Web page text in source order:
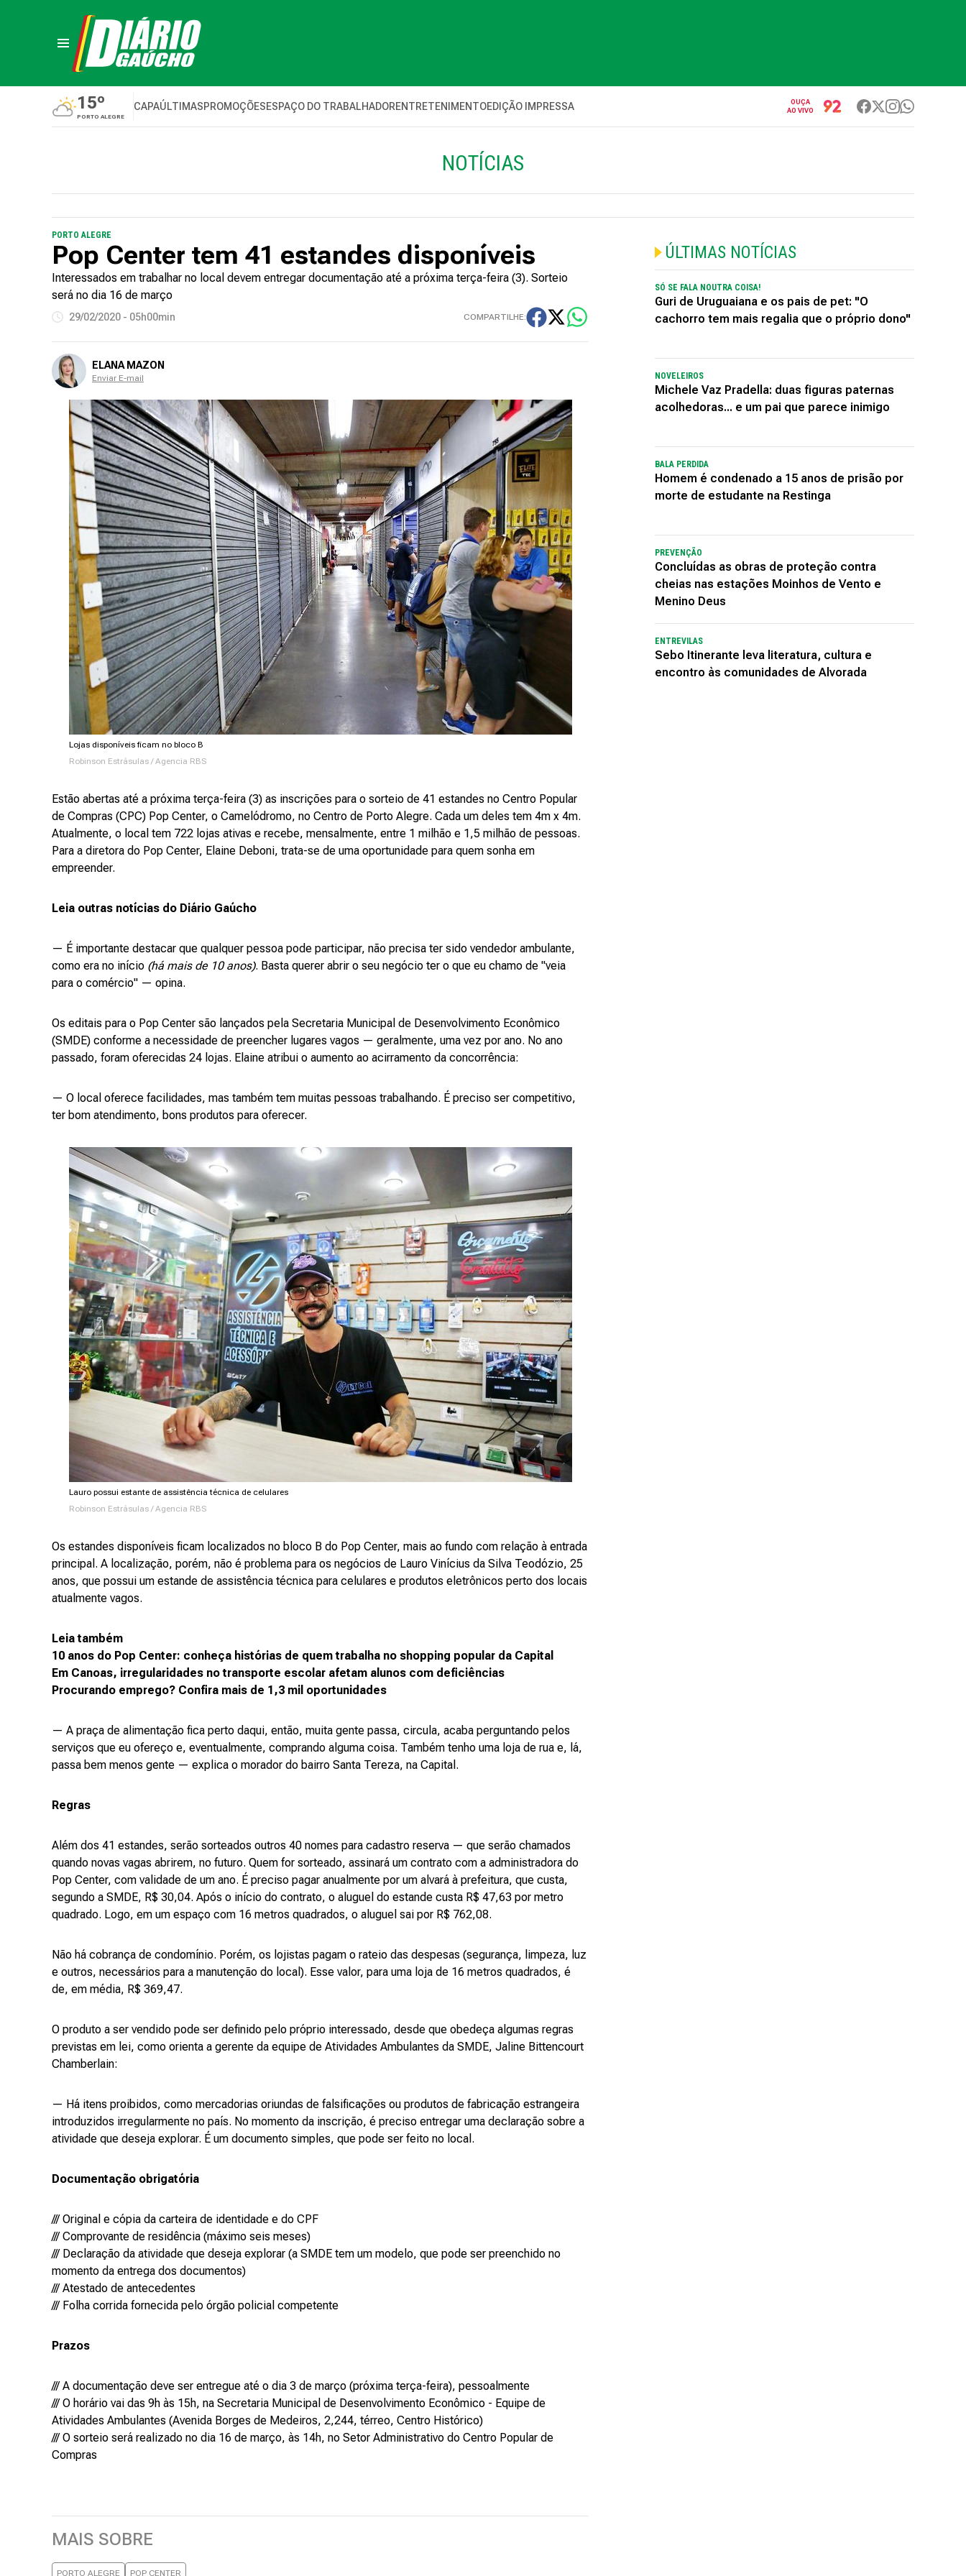
15º
PORTO ALEGRE
CAPAÚLTIMASPROMOÇÕESESPAÇO DO TRABALHADORENTRETENIMENTOEDIÇÃO IMPRESSA
OUÇA
AO VIVO
NOTÍCIAS
PORTO ALEGRE
Pop Center tem 41 estandes disponíveis
Interessados em trabalhar no local devem entregar documentação até a próxima terça-feira (3). Sorteio
será no dia 16 de março
29/02/2020 - 05h00min COMPARTILHE:
ELANA MAZON
Enviar E-mail
Lojas disponíveis ficam no bloco B
Robinson Estrásulas / Agencia RBS
Estão abertas até a próxima terça-feira (3) as inscrições para o sorteio de 41 estandes no Centro Popular
de Compras (CPC) Pop Center, o Camelódromo, no Centro de Porto Alegre. Cada um deles tem 4m x 4m.
Atualmente, o local tem 722 lojas ativas e recebe, mensalmente, entre 1 milhão e 1,5 milhão de pessoas.
Para a diretora do Pop Center, Elaine Deboni, trata-se de uma oportunidade para quem sonha em
empreender.
Leia outras notícias do Diário Gaúcho
— É importante destacar que qualquer pessoa pode participar, não precisa ter sido vendedor ambulante,
como era no início (há mais de 10 anos). Basta querer abrir o seu negócio ter o que eu chamo de "veia
para o comércio" — opina.
Os editais para o Pop Center são lançados pela Secretaria Municipal de Desenvolvimento Econômico
(SMDE) conforme a necessidade de preencher lugares vagos — geralmente, uma vez por ano. No ano
passado, foram oferecidas 24 lojas. Elaine atribui o aumento ao acirramento da concorrência:
— O local oferece facilidades, mas também tem muitas pessoas trabalhando. É preciso ser competitivo,
ter bom atendimento, bons produtos para oferecer.
Lauro possui estante de assistência técnica de celulares
Robinson Estrásulas / Agencia RBS
Os estandes disponíveis ficam localizados no bloco B do Pop Center, mais ao fundo com relação à entrada
principal. A localização, porém, não é problema para os negócios de Lauro Vinícius da Silva Teodózio, 25
anos, que possui um estande de assistência técnica para celulares e produtos eletrônicos perto dos locais
atualmente vagos.
Leia também
10 anos do Pop Center: conheça histórias de quem trabalha no shopping popular da Capital
Em Canoas, irregularidades no transporte escolar afetam alunos com deficiências
Procurando emprego? Confira mais de 1,3 mil oportunidades
— A praça de alimentação fica perto daqui, então, muita gente passa, circula, acaba perguntando pelos
serviços que eu ofereço e, eventualmente, comprando alguma coisa. Também tenho uma loja de rua e, lá,
passa bem menos gente — explica o morador do bairro Santa Tereza, na Capital.
Regras
Além dos 41 estandes, serão sorteados outros 40 nomes para cadastro reserva — que serão chamados
quando novas vagas abrirem, no futuro. Quem for sorteado, assinará um contrato com a administradora do
Pop Center, com validade de um ano. É preciso pagar anualmente por um alvará à prefeitura, que custa,
segundo a SMDE, R$ 30,04. Após o início do contrato, o aluguel do estande custa R$ 47,63 por metro
quadrado. Logo, em um espaço com 16 metros quadrados, o aluguel sai por R$ 762,08.
Não há cobrança de condomínio. Porém, os lojistas pagam o rateio das despesas (segurança, limpeza, luz
e outros, necessários para a manutenção do local). Esse valor, para uma loja de 16 metros quadrados, é
de, em média, R$ 369,47.
O produto a ser vendido pode ser definido pelo próprio interessado, desde que obedeça algumas regras
previstas em lei, como orienta a gerente da equipe de Atividades Ambulantes da SMDE, Jaline Bittencourt
Chamberlain:
— Há itens proibidos, como mercadorias oriundas de falsificações ou produtos de fabricação estrangeira
introduzidos irregularmente no país. No momento da inscrição, é preciso entregar uma declaração sobre a
atividade que deseja explorar. É um documento simples, que pode ser feito no local.
Documentação obrigatória
/// Original e cópia da carteira de identidade e do CPF
/// Comprovante de residência (máximo seis meses)
/// Declaração da atividade que deseja explorar (a SMDE tem um modelo, que pode ser preenchido no
momento da entrega dos documentos)
/// Atestado de antecedentes
/// Folha corrida fornecida pelo órgão policial competente
Prazos
/// A documentação deve ser entregue até o dia 3 de março (próxima terça-feira), pessoalmente
/// O horário vai das 9h às 15h, na Secretaria Municipal de Desenvolvimento Econômico - Equipe de
Atividades Ambulantes (Avenida Borges de Medeiros, 2,244, térreo, Centro Histórico)
/// O sorteio será realizado no dia 16 de março, às 14h, no Setor Administrativo do Centro Popular de
Compras
MAIS SOBRE
PORTO ALEGRE POP CENTER
ÚLTIMAS NOTÍCIAS
SÓ SE FALA NOUTRA COISA!
Guri de Uruguaiana e os pais de pet: "O
cachorro tem mais regalia que o próprio dono"
NOVELEIROS
Michele Vaz Pradella: duas figuras paternas
acolhedoras... e um pai que parece inimigo
BALA PERDIDA
Homem é condenado a 15 anos de prisão por
morte de estudante na Restinga
PREVENÇÃO
Concluídas as obras de proteção contra
cheias nas estações Moinhos de Vento e
Menino Deus
ENTREVILAS
Sebo Itinerante leva literatura, cultura e
encontro às comunidades de Alvorada